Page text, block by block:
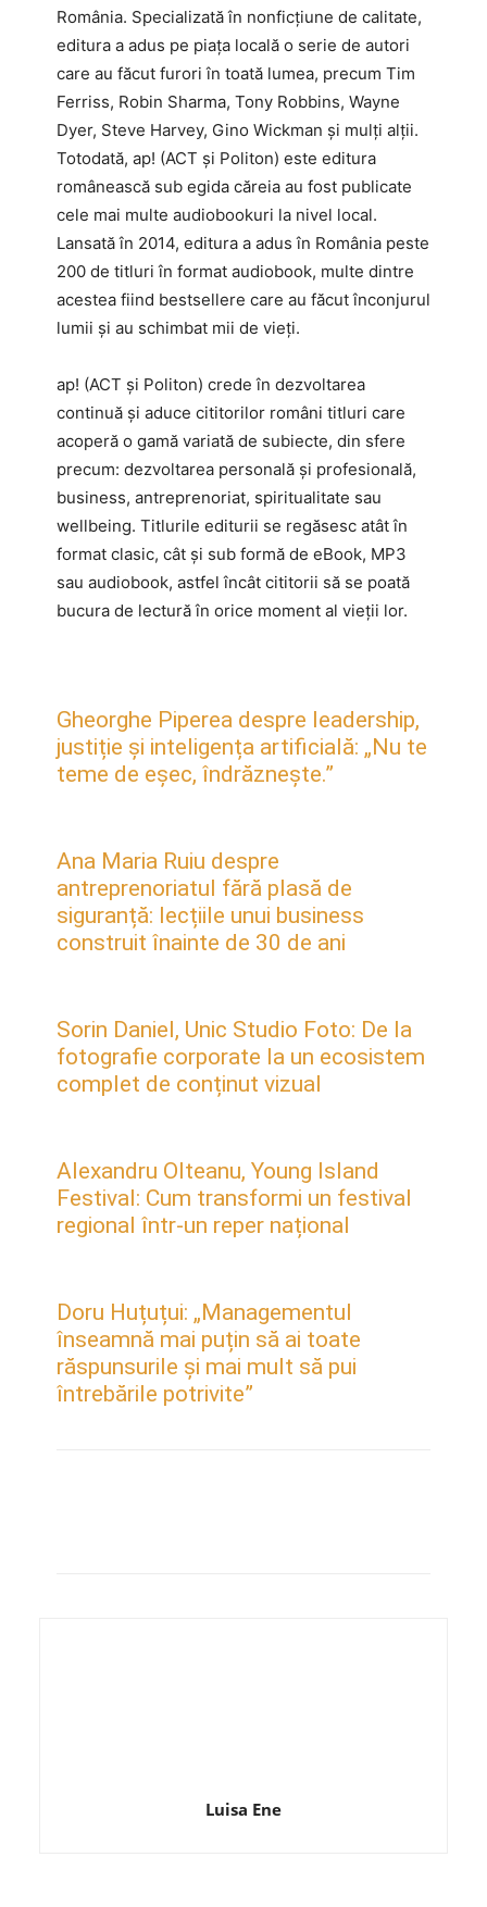
România. Specializată în nonficțiune de calitate,
editura a adus pe piața locală o serie de autori
care au făcut furori în toată lumea, precum Tim
Ferriss, Robin Sharma, Tony Robbins, Wayne
Dyer, Steve Harvey, Gino Wickman și mulți alții.
Totodată, ap! (ACT și Politon) este editura
românească sub egida căreia au fost publicate
cele mai multe audiobookuri la nivel local.
Lansată în 2014, editura a adus în România peste
200 de titluri în format audiobook, multe dintre
acestea fiind bestsellere care au făcut înconjurul
lumii și au schimbat mii de vieți.
ap! (ACT și Politon) crede în dezvoltarea
continuă și aduce cititorilor români titluri care
acoperă o gamă variată de subiecte, din sfere
precum: dezvoltarea personală și profesională,
business, antreprenoriat, spiritualitate sau
wellbeing. Titlurile editurii se regăsesc atât în
format clasic, cât și sub formă de eBook, MP3
sau audiobook, astfel încât cititorii să se poată
bucura de lectură în orice moment al vieții lor.
Gheorghe Piperea despre leadership,
justiție și inteligența artificială: „Nu te
teme de eșec, îndrăznește.”
Ana Maria Ruiu despre
antreprenoriatul fără plasă de
siguranță: lecțiile unui business
construit înainte de 30 de ani
Sorin Daniel, Unic Studio Foto: De la
fotografie corporate la un ecosistem
complet de conținut vizual
Alexandru Olteanu, Young Island
Festival: Cum transformi un festival
regional într-un reper național
Doru Huțuțui: „Managementul
înseamnă mai puțin să ai toate
răspunsurile și mai mult să pui
întrebările potrivite”
Luisa Ene